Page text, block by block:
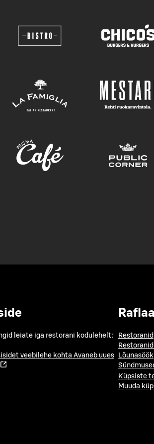
leiate iga restorani kodulehelt:
veebilehe kohta Avaneb uues
Restoranid
Lõunasöök
Küpsiste
Muuda